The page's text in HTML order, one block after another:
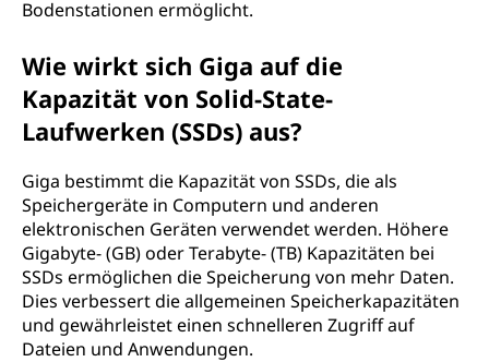
Bodenstationen ermöglicht.
Wie wirkt sich Giga auf die
Kapazität von Solid-State-
Laufwerken (SSDs) aus?
Giga bestimmt die Kapazität von SSDs, die als
Speichergeräte in Computern und anderen
elektronischen Geräten verwendet werden. Höhere
Gigabyte- (GB) oder Terabyte- (TB) Kapazitäten bei
SSDs ermöglichen die Speicherung von mehr Daten.
Dies verbessert die allgemeinen Speicherkapazitäten
und gewährleistet einen schnelleren Zugriff auf
Dateien und Anwendungen.